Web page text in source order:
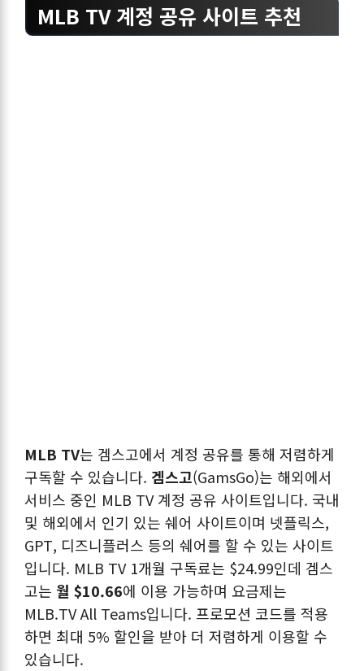
MLB TV 계정 공유 사이트 추천
MLB TV는 겜스고에서 계정 공유를 통해 저렴하게
구독할 수 있습니다. 겜스고(GamsGo)는 해외에서
서비스 중인 MLB TV 계정 공유 사이트입니다. 국내
및 해외에서 인기 있는 쉐어 사이트이며 넷플릭스,
GPT, 디즈니플러스 등의 쉐어를 할 수 있는 사이트
입니다. MLB TV 1개월 구독료는 $24.99인데 겜스
고는 월 $10.66에 이용 가능하며 요금제는
MLB.TV All Teams입니다. 프로모션 코드를 적용
하면 최대 5% 할인을 받아 더 저렴하게 이용할 수
있습니다.